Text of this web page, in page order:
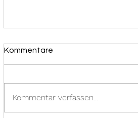
Kommentare
Kommentar verfassen...